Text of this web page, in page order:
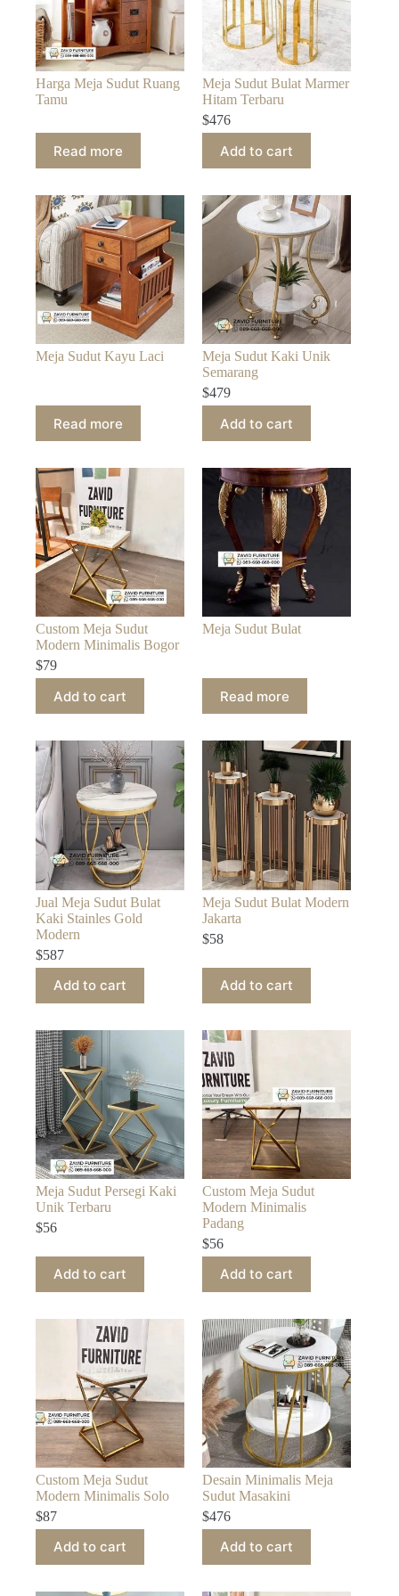
Harga Meja Sudut Ruang
Tamu
Read more
Meja Sudut Bulat Marmer
Hitam Terbaru
$476
Add to cart
Meja Sudut Kayu Laci
Read more
Meja Sudut Kaki Unik
Semarang
$479
Add to cart
Custom Meja Sudut
Modern Minimalis Bogor
$79
Add to cart
Meja Sudut Bulat
Read more
Jual Meja Sudut Bulat
Kaki Stainles Gold
Modern
$587
Add to cart
Meja Sudut Bulat Modern
Jakarta
$58
Add to cart
Meja Sudut Persegi Kaki
Unik Terbaru
$56
Add to cart
Custom Meja Sudut
Modern Minimalis
Padang
$56
Add to cart
Custom Meja Sudut
Modern Minimalis Solo
$87
Add to cart
Desain Minimalis Meja
Sudut Masakini
$476
Add to cart